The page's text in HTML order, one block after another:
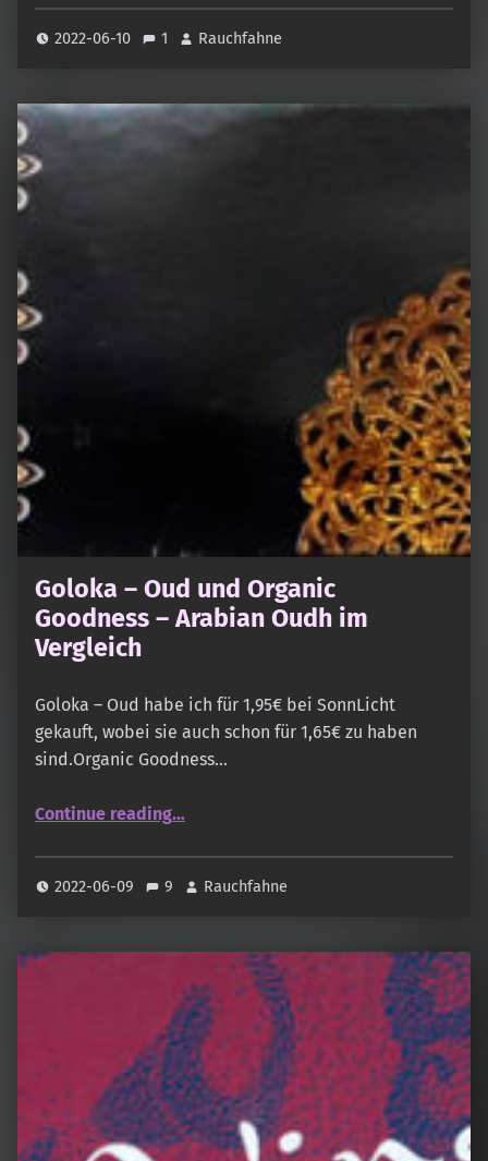
2022-06-10 1 Rauchfahne
Goloka – Oud und Organic
Goodness – Arabian Oudh im
Vergleich
Goloka – Oud habe ich für 1,95€ bei SonnLicht
gekauft, wobei sie auch schon für 1,65€ zu haben
sind.Organic Goodness…
Continue reading“Goloka – Oud und Organic Goodness – Arabian Oudh im Vergleich”
…
2022-06-09 9 Rauchfahne